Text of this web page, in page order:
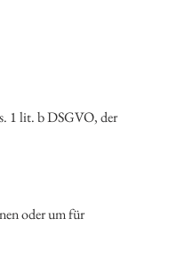
1 lit. b DSGVO, der
oder um für